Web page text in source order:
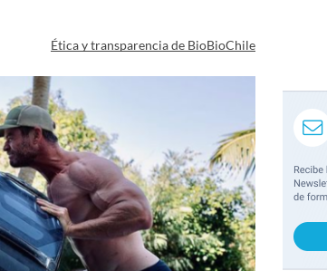
Ética y transparencia de BioBioChile